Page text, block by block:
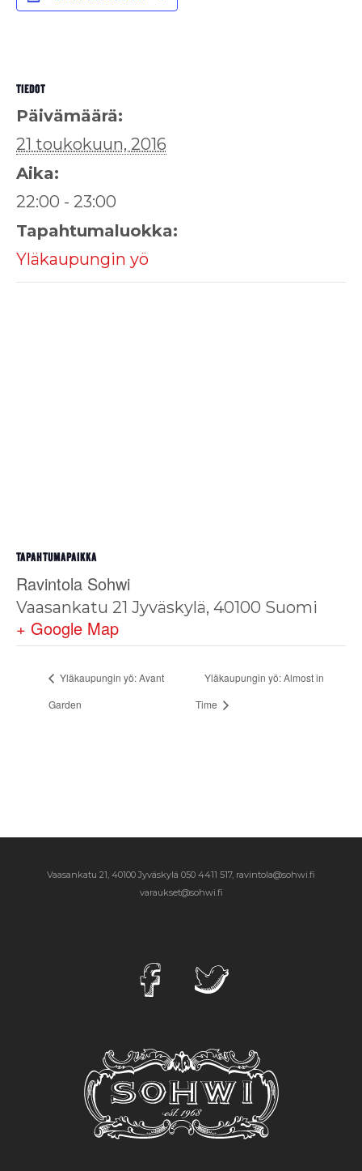
TIEDOT
Päivämäärä:
21 toukokuun, 2016
Aika:
22:00 - 23:00
Tapahtumaluokka:
Yläkaupungin yö
TAPAHTUMAPAIKKA
Ravintola Sohwi
Vaasankatu 21 Jyväskylä, 40100 Suomi
+ Google Map
Yläkaupungin yö: Avant
Garden
Yläkaupungin yö: Almost in
Time
Vaasankatu 21, 40100 Jyväskylä 050 4411 517, ravintola@sohwi.fi
varaukset@sohwi.fi